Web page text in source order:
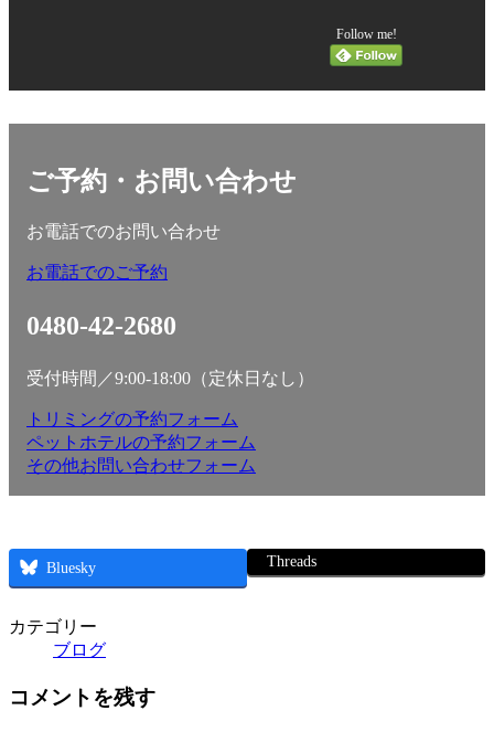
Follow me!
ご予約・お問い合わせ
お電話でのお問い合わせ
お電話でのご予約
0480-42-2680
受付時間／9:00-18:00（定休日なし）
トリミングの予約フォーム
ペットホテルの予約フォーム
その他お問い合わせフォーム
Bluesky Threads
カテゴリー
ブログ
コメントを残す